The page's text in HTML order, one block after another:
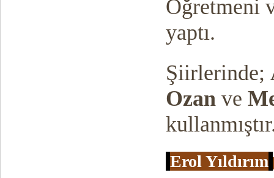
Öğretmeni
yaptı.
Şiirlerinde;
Ozan ve
Erol Yıldırım